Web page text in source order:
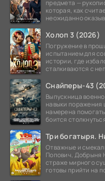
предмета —
которая, как
неожиданно
Холоп 3 (2026)
Погружение в
испытанием для
истории, где
сталкиваются с
Снайперы-43
Выпускница
навыки поражения
намерена
боится
Три богатыря.
Отважные и
Попович, Добрыня
страже мирного
готовы прийти на